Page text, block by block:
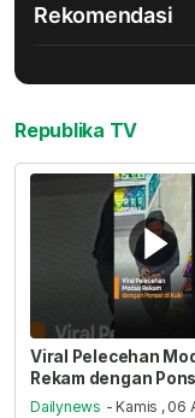
Rekomendasi
Republika TV
Viral Pelecehan
Rekam dengan
Dailynews - Kamis , 06